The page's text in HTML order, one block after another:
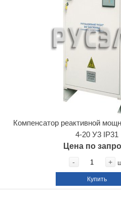
Компенсатор реактивной
4-20 У3 IP31
Цена по
- +
Купить